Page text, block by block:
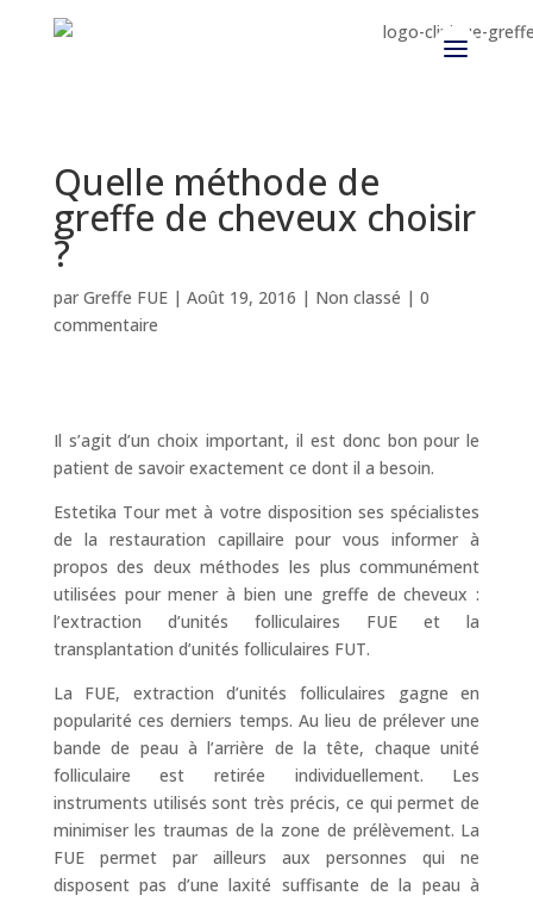
Quelle méthode de
greffe de cheveux choisir
?
par Greffe FUE| Août 19, 2016 | Non classé | 0
commentaire
Il s’agit d’un choix important, il est donc bon pour le
patient de savoir exactement ce dont il a besoin.
Estetika Tour met à votre disposition ses spécialistes
de la restauration capillaire pour vous informer à
propos des deux méthodes les plus communément
utilisées pour mener à bien une greffe de cheveux :
l’extraction d’unités folliculaires FUE et la
transplantation d’unités folliculaires FUT.
La FUE, extraction d’unités folliculaires gagne en
popularité ces derniers temps. Au lieu de prélever une
bande de peau à l’arrière de la tête, chaque unité
folliculaire est retirée individuellement. Les
instruments utilisés sont très précis, ce qui permet de
minimiser les traumas de la zone de prélèvement. La
FUE permet par ailleurs aux personnes qui ne
disposent pas d’une laxité suffisante de la peau à